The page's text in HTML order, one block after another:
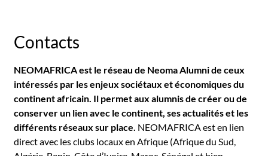
Contacts
NEOMAFRICA est le réseau de Neoma Alumni de ceux
intéressés par les enjeux sociétaux et économiques du
continent africain. Il permet aux alumnis de créer ou de
conserver un lien avec le continent, ses actualités et les
différents réseaux sur place. NEOMAFRICA est en lien
direct avec les clubs locaux en Afrique (Afrique du Sud,